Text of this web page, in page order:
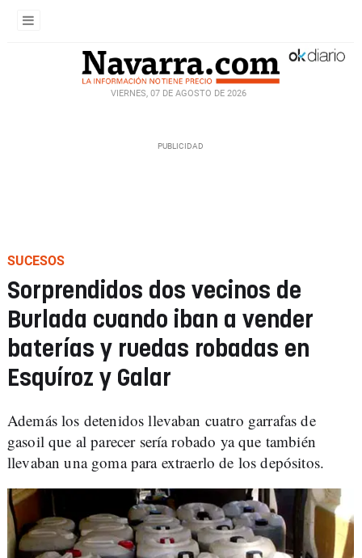
VIERNES, 07 DE AGOSTO DE 2026
SUCESOS
Sorprendidos dos vecinos de
Burlada cuando iban a vender
baterías y ruedas robadas en
Esquíroz y Galar
Además los detenidos llevaban cuatro garrafas de
gasoil que al parecer sería robado ya que también
llevaban una goma para extraerlo de los depósitos.